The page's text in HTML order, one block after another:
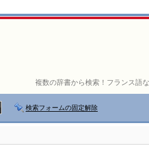
複数の辞書から検索！フランス語
検索フォームの固定解除